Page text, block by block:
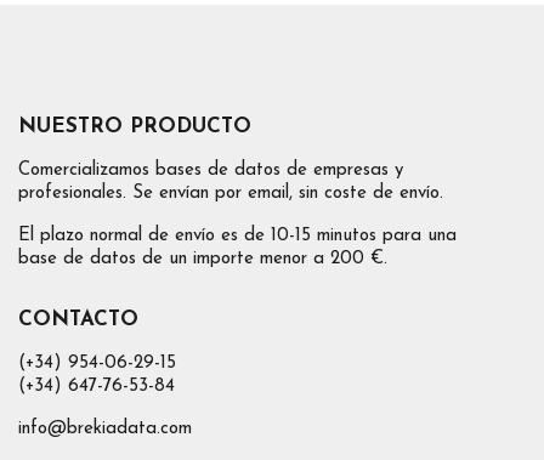
NUESTRO PRODUCTO
Comercializamos bases de datos de empresas y
profesionales. Se envían por email, sin coste de envío.
El plazo normal de envío es de 10-15 minutos para una
base de datos de un importe menor a 200 €.
CONTACTO
(+34) 954-06-29-15
(+34) 647-76-53-84
info@brekiadata.com